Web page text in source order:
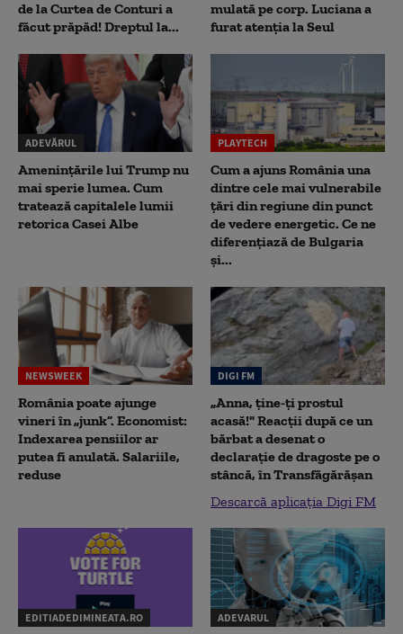
de la Curtea de Conturi a
făcut prăpăd! Dreptul la...
mulată pe corp. Luciana a
furat atenția la Seul
ADEVĂRUL
Amenințările lui Trump nu
mai sperie lumea. Cum
tratează capitalele lumii
retorica Casei Albe
PLAYTECH
Cum a ajuns România una
dintre cele mai vulnerabile
țări din regiune din punct
de vedere energetic. Ce ne
diferențiază de Bulgaria
și...
NEWSWEEK
România poate ajunge
vineri în „junk”. Economist:
Indexarea pensiilor ar
putea fi anulată. Salariile,
reduse
DIGI FM
„Anna, ţine-ţi prostul
acasă!" Reacţii după ce un
bărbat a desenat o
declaraţie de dragoste pe o
stâncă, în Transfăgărăşan
Descarcă aplicația Digi FM
EDITIADEDIMINEATA.RO ADEVARUL